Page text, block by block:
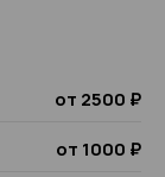
от 2500 ₽
от 1000 ₽